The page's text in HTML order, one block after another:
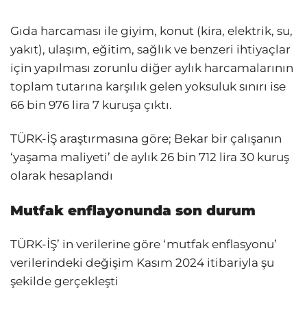
Gıda harcaması ile giyim, konut (kira, elektrik, su,
yakıt), ulaşım, eğitim, sağlık ve benzeri ihtiyaçlar
için yapılması zorunlu diğer aylık harcamalarının
toplam tutarına karşılık gelen yoksuluk sınırı ise
66 bin 976 lira 7 kuruşa çıktı.
TÜRK-İŞ araştırmasına göre; Bekar bir çalışanın
‘yaşama maliyeti’ de aylık 26 bin 712 lira 30 kuruş
olarak hesaplandı
Mutfak enflayonunda son durum
TÜRK-İŞ’ in verilerine göre ‘mutfak enflasyonu’
verilerindeki değişim Kasım 2024 itibariyla şu
şekilde gerçekleşti